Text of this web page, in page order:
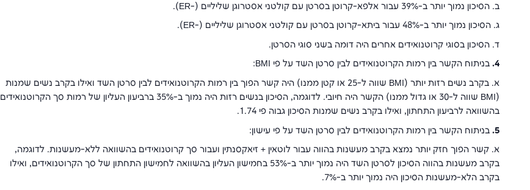
ב. הסיכון נמוך יותר ב-39% עבור אלפא-קרוטן בסרטן עם קולטני אסטרוגן שליליים (-ER).
ג. הסיכון נמוך יותר ב-48% עבור ביתא-קרוטן בסרטן עם קולטני אסטרוגן שליליים (-ER).
ד. הסיכון בסוגי קרוטנואידים אחרים היה דומה בשני סוגי הסרטן.
4. בניתוח הקשר בין רמות הקרוטנואידים לבין סרטן השד על פי BMI:
א. בקרב נשים רזות יותר (BMI שווה ל-25 או קטן ממנו) היה קשר הפוך בין רמות הקרוטנואידים לבין סרטן השד ואילו בקרב נשים שמנות
(BMI שווה ל-30 או גדול ממנו) הקשר היה חיובי. לדוגמה, הסיכון בנשים רזות היה נמוך ב-35% ברביעון העליון של רמות סך הקרוטנואידים
בהשוואה לרביעון התחתון, ואילו בקרב נשים שמנות הסיכון גבוה פי 1.74.
5. בניתוח הקשר בין רמות הקרוטנואידים לבין סרטן השד על פי עישון:
א. קשר הפוך חזק יותר נמצא בקרב מעשנות בהווה עבור לוטאין + זיאקסנתין ועבור סך קרוטנואידים בהשוואה ללא-מעשנות. לדוגמה,
בקרב מעשנות בהווה הסיכון לסרטן השד היה נמוך יותר ב-53% בחמישון העליון בהשוואה לחמישון התחתון של סך הקרוטנואידים, ואילו
בקרב הלא-מעשנות הסיכון היה נמוך יותר ב-7%.